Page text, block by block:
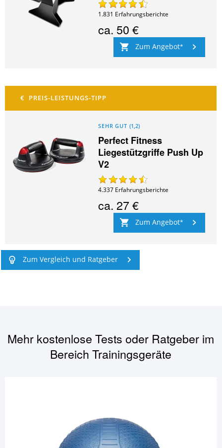
1.831 Erfahrungsberichte
ca. 50 €
Zum Angebot
SEHR GUT (1,2)
Perfect Fitness
Liegestützgriffe Push Up
V2
4.337 Erfahrungsberichte
ca. 27 €
Zum Angebot
Zum Vergleich und Ratgeber
Mehr kostenlose Tests oder Ratgeber im
BereichTrainingsgeräte